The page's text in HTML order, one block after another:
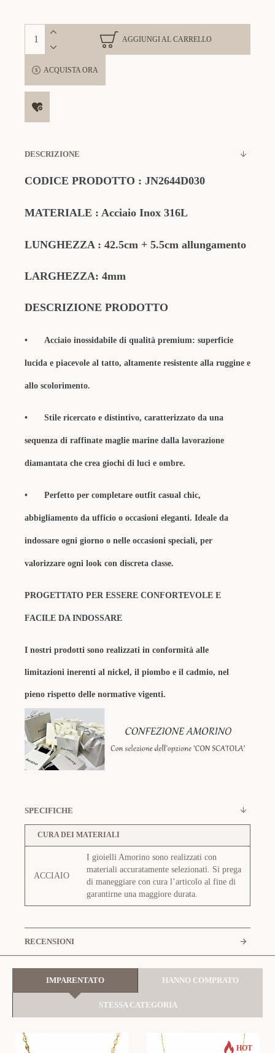
AGGIUNGI AL CARRELLO
ACQUISTA ORA
DESCRIZIONE
CODICE PRODOTTO : JN2644D030
MATERIALE : Acciaio Inox 316L
LUNGHEZZA : 42.5cm + 5.5cm allungamento
LARGHEZZA: 4mm
DESCRIZIONE PRODOTTO
• Acciaio inossidabile di qualità premium: superficie
lucida e piacevole al tatto, altamente resistente alla ruggine e
allo scolorimento.
• Stile ricercato e distintivo, caratterizzato da una
sequenza di raffinate maglie marine dalla lavorazione
diamantata che crea giochi di luci e ombre.
• Perfetto per completare outfit casual chic,
abbigliamento da ufficio o occasioni eleganti. Ideale da
indossare ogni giorno o nelle occasioni speciali, per
valorizzare ogni look con discreta classe.
PROGETTATO PER ESSERE CONFORTEVOLE E
FACILE DA INDOSSARE
I nostri prodotti sono realizzati in conformità alle
limitazioni inerenti al nickel, il piombo e il cadmio, nel
pieno rispetto delle normative vigenti.
SPECIFICHE
CURA DEI MATERIALI
ACCIAIO
I gioielli Amorino sono realizzati con
materiali accuratamente selezionati. Si prega
di maneggiare con cura l’articolo al fine di
garantirne una maggiore durata.
RECENSIONI
IMPARENTATO HANNO COMPRATO
STESSA CATEGORIA
HOT